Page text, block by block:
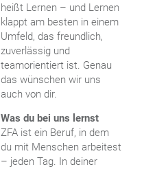
heißt Lernen – und Lernen
klappt am besten in einem
Umfeld, das freundlich,
zuverlässig und
teamorientiert ist. Genau
das wünschen wir uns
auch von dir.
Was du bei uns lernst
ZFA ist ein Beruf, in dem
du mit Menschen arbeitest
– jeden Tag. In deiner